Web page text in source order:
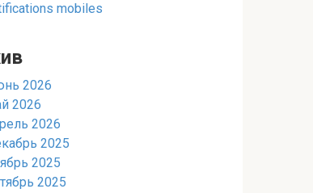
mobiles
2026
2026
2026
2025
2025
2025